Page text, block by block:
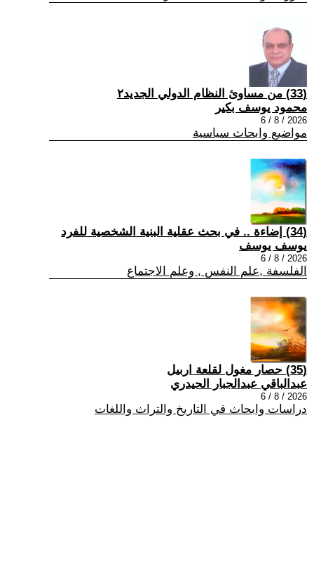
(33) من مساوئ النظام الدولي الجديد٢
محمود يوسف بكير
2026 / 8 / 6
مواضيع وابحاث سياسية
(34) إضاءة .. في بحث عقلية البنية الشخصية للفرد
يوسف يوسف
2026 / 8 / 6
الفلسفة ,علم النفس , وعلم الاجتماع
(35) حصار مغول لقلعة اربيل
عبدالباقي عبدالجبار الحيدري
2026 / 8 / 6
دراسات وابحاث في التاريخ والتراث واللغات